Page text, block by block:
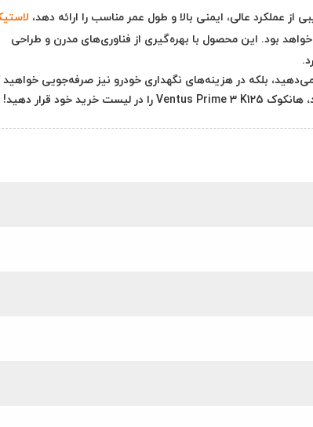
از عملکرد عالی، ایمنی بالا و طول عمر مناسب را ارائه دهد،
بود. این محصول با بهره‌گیری از فناوری‌های مدرن و طراحی
بلکه در هزینه‌های نگهداری خودرو نیز صرفه‌جویی خواهید
هانکوک Ventus Prime 3 K125 را در لیست خرید خود قرار دهید!